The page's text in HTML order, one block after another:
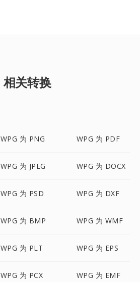
相关转换
WPG 为 PNG WPG 为 PDF
WPG 为 JPEG WPG 为 DOCX
WPG 为 PSD WPG 为 DXF
WPG 为 BMP WPG 为 WMF
WPG 为 PLT WPG 为 EPS
WPG 为 PCX WPG 为 EMF